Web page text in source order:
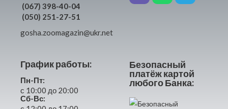
(067) 398-40-04
(050) 251-27-51
gosha.zoomagazin@ukr.net
График работы:
Пн-Пт:
с 10:00 до 20:00
Сб-Вс:
Безопасный
платёж картой
любого Банка: